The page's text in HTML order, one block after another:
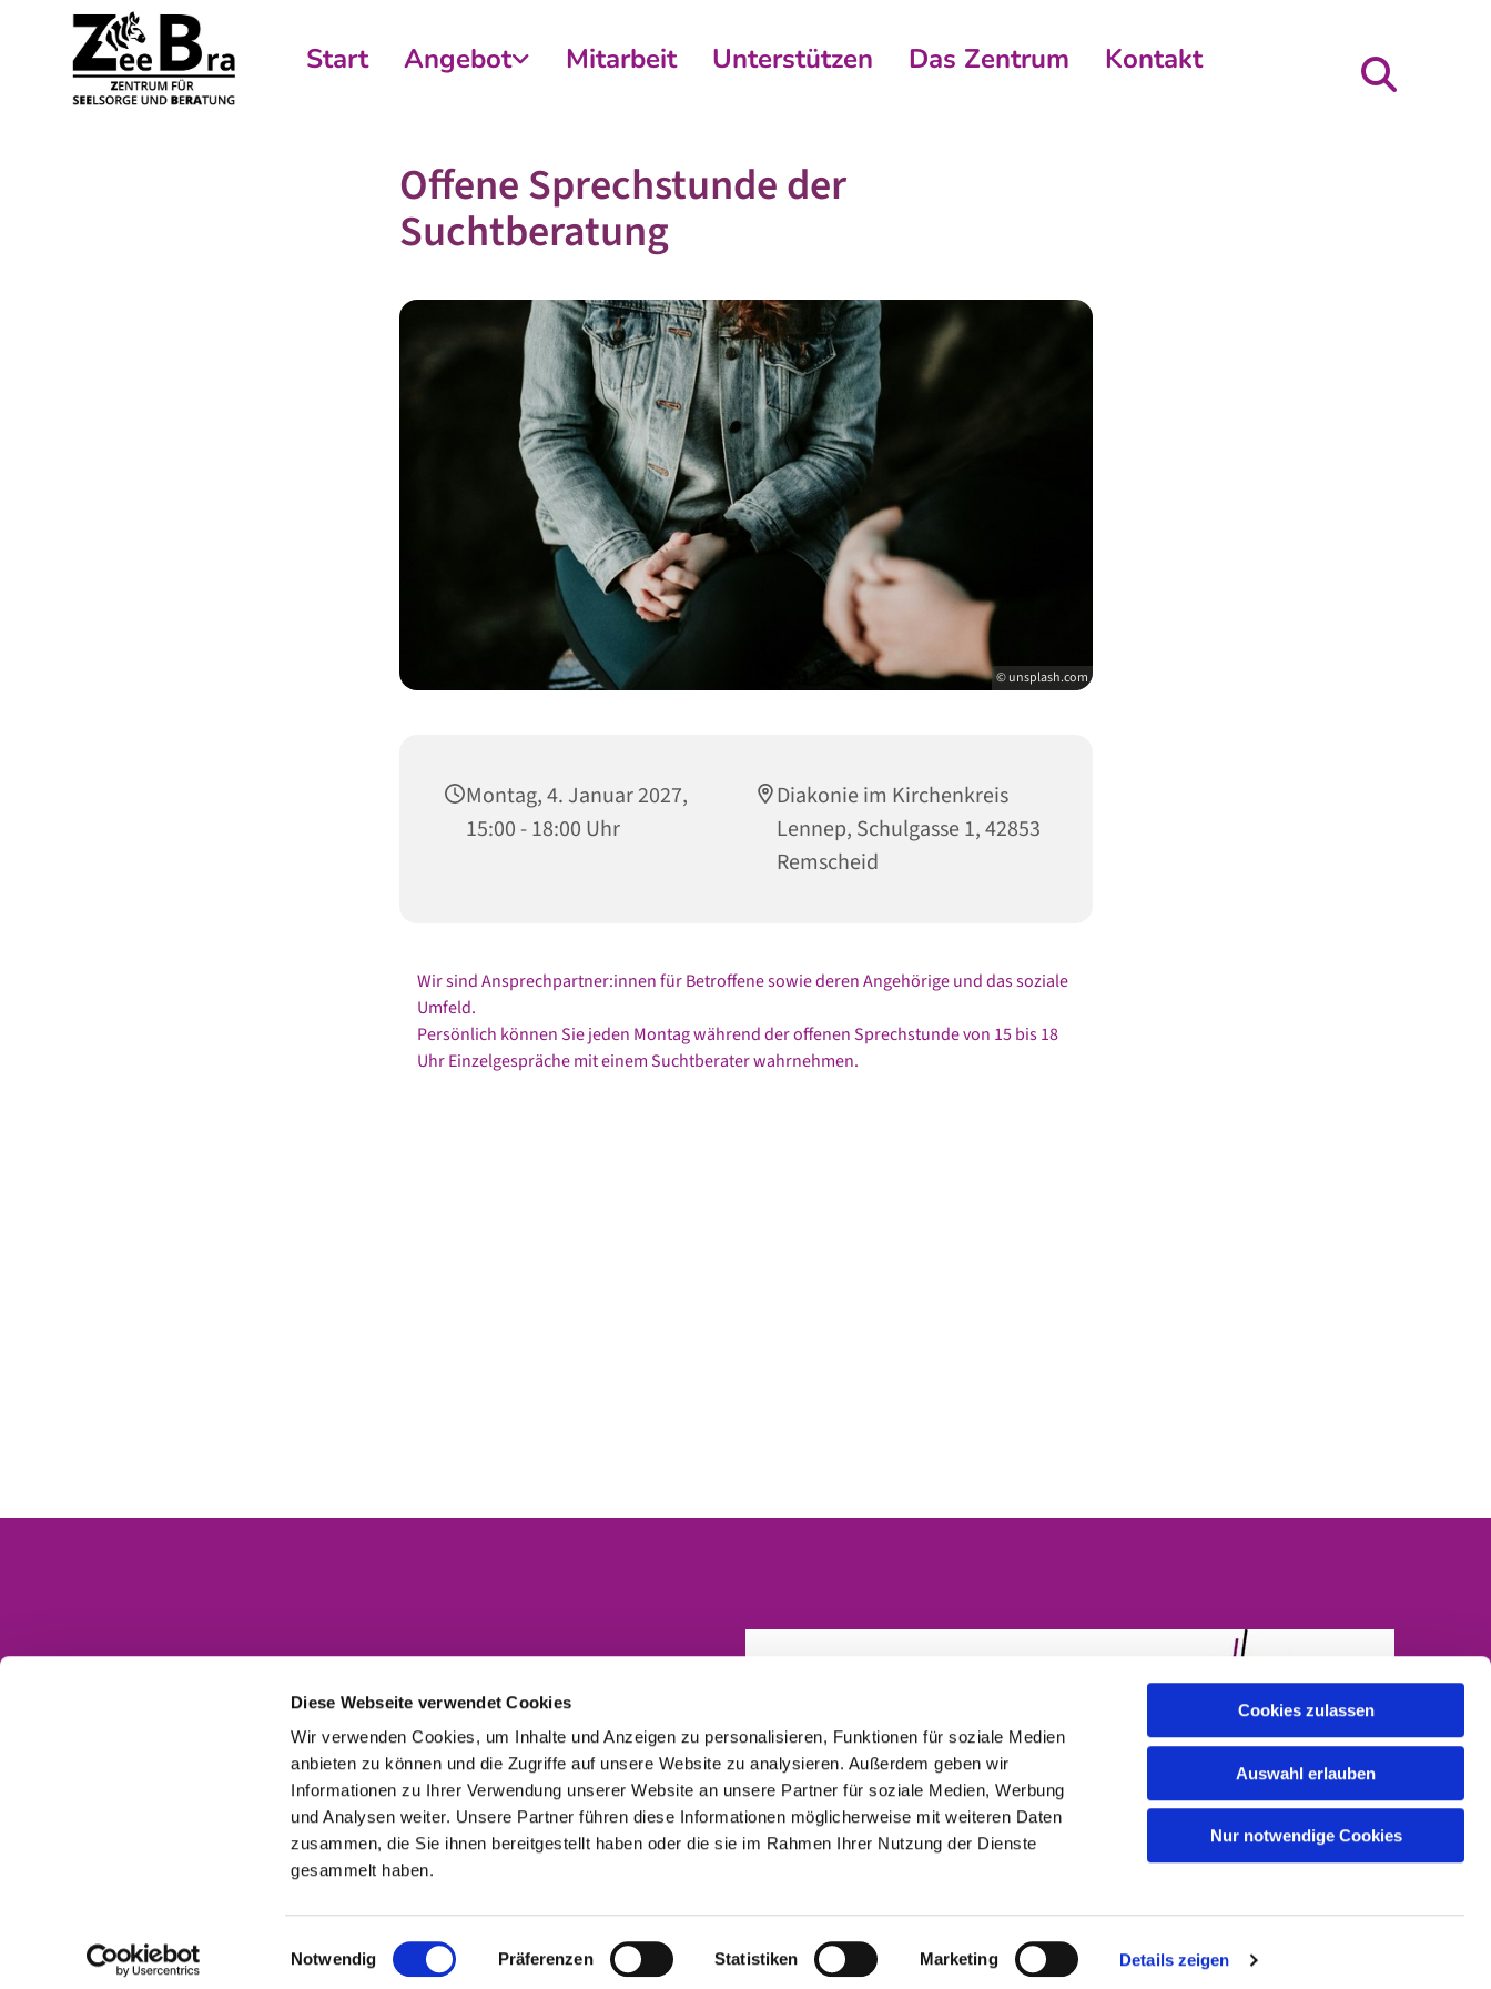
Diese Webseite verwendet Cookies
Wir verwenden Cookies, um Inhalte und Anzeigen zu personalisieren, Funktionen für soziale Medien
anbieten zu können und die Zugriffe auf unsere Website zu analysieren. Außerdem geben wir
Informationen zu Ihrer Verwendung unserer Website an unsere Partner für soziale Medien, Werbung
und Analysen weiter. Unsere Partner führen diese Informationen möglicherweise mit weiteren Daten
zusammen, die Sie ihnen bereitgestellt haben oder die sie im Rahmen Ihrer Nutzung der Dienste
gesammelt haben.
Einwilligungsauswahl
Notwendig Präferenzen Statistiken Marketing Details zeigen
Cookies zulassen
Auswahl erlauben
Nur notwendige Cookies
Start Angebot Mitarbeit Unterstützen Das Zentrum Kontakt
Offene Sprechstunde der
Suchtberatung
© unsplash.com
Montag, 4. Januar 2027,
15:00 - 18:00 Uhr
Diakonie im Kirchenkreis
Lennep, Schulgasse 1, 42853
Remscheid
Wir sind Ansprechpartner:innen für Betroffene sowie deren Angehörige und das soziale
Umfeld.
Persönlich können Sie jeden Montag während der offenen Sprechstunde von 15 bis 18
Uhr Einzelgespräche mit einem Suchtberater wahrnehmen.
Kontakt
Datenschutzerklärung
Barrierefreiheitserklärung